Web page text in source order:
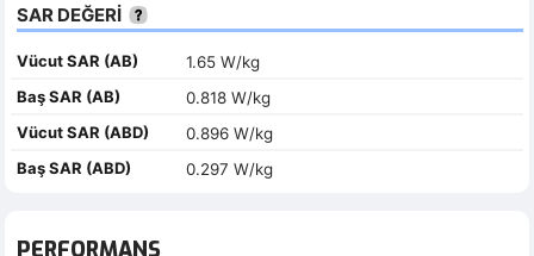
SAR DEĞERİ
Vücut SAR (AB)
1.65 W/kg
Baş SAR (AB)
0.818 W/kg
Vücut SAR (ABD)
0.896 W/kg
Baş SAR (ABD)
0.297 W/kg
PERFORMANS